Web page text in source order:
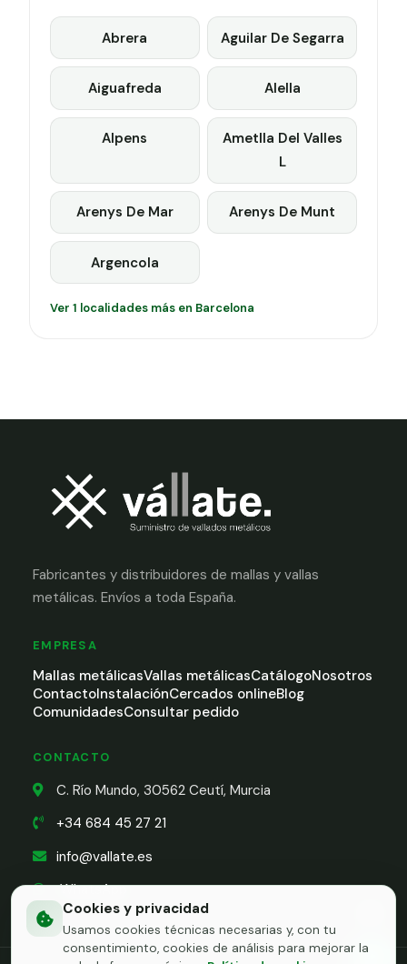
Cookies y privacidad
Usamos cookies técnicas necesarias y, con tu
consentimiento, cookies de análisis para mejorar la
Abrera Aguilar De Segarra
Aiguafreda Alella
Alpens
Ametlla Del Valles
L
Arenys De Mar Arenys De Munt
Argencola
Ver 1 localidades más en Barcelona
Fabricantes y distribuidores de mallas y vallas
metálicas. Envíos a toda España.
EMPRESA
Mallas metálicasVallas metálicasCatálogoNosotros
ContactoInstalaciónCercados onlineBlog
ComunidadesConsultar pedido
CONTACTO
C. Río Mundo, 30562 Ceutí, Murcia
+34 684 45 27 21
info@vallate.es
WhatsApp